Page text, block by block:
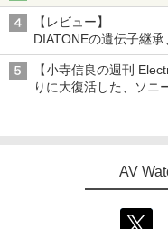
【レビュー】
DIATONEの遺伝子継
音”Tecnologia e Cuore
【小寺信良の週刊
りに大復活した、ソニ
AV